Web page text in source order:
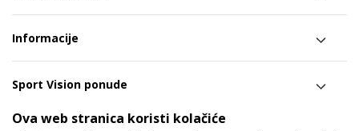
Informacije
Sport Vision ponude
Ova web stranica koristi kolačiće